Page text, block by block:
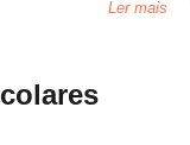
Ler mais